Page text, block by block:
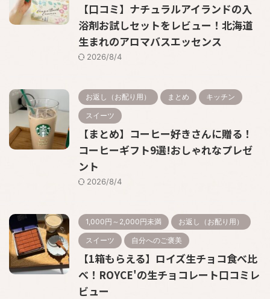
【口コミ】ナチュラルアイランドの入
浴剤お試しセットをレビュー！北海道
生まれのアロマバスエッセンス
2026/8/4
お返し（お配り用） まとめ キッチン
スイーツ
【まとめ】コーヒー好きさんに贈る！
コーヒーギフト9選!おしゃれなプレゼ
ント
2026/8/4
1,000円～2,000円未満 お返し（お配り用）
スイーツ 自分へのご褒美
【1箱もらえる】ロイズ生チョコ食べ比
べ！ROYCE'の生チョコレート口コミレ
ビュー